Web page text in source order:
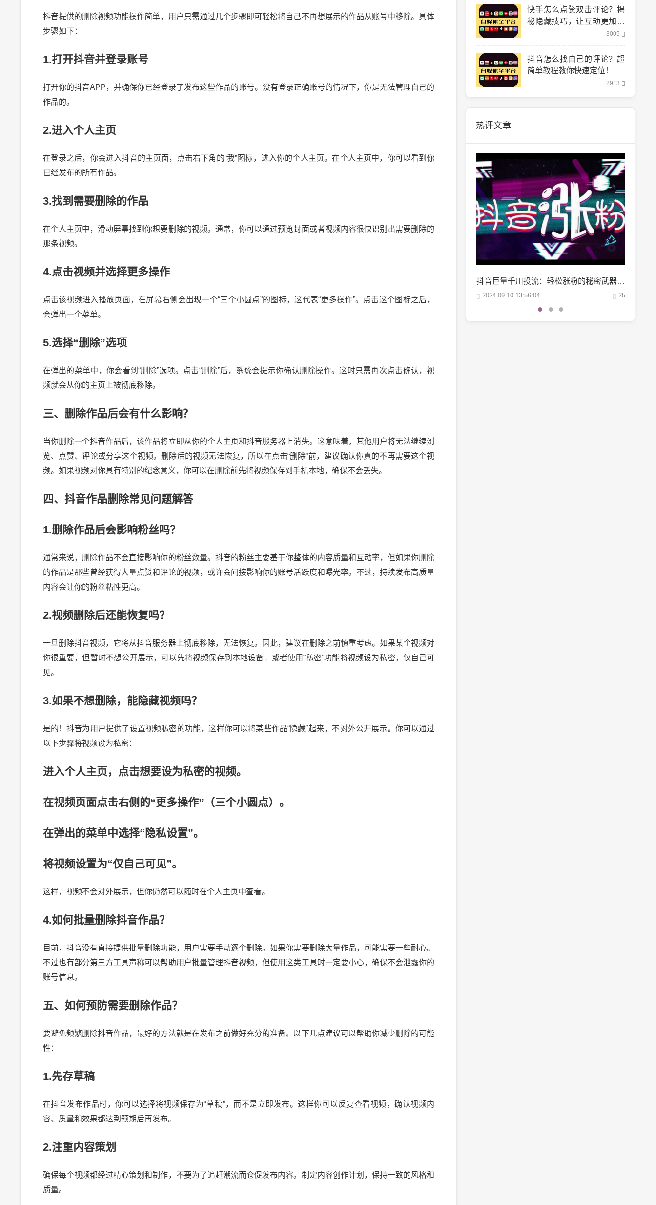
抖音提供的删除视频功能操作简单，用户只需通过几个步骤即可轻松将自己不再想展示的作品从账号中移除。具体
步骤如下：
1.打开抖音并登录账号
打开你的抖音APP，并确保你已经登录了发布这些作品的账号。没有登录正确账号的情况下，你是无法管理自己的
作品的。
2.进入个人主页
在登录之后，你会进入抖音的主页面，点击右下角的“我”图标，进入你的个人主页。在个人主页中，你可以看到你
已经发布的所有作品。
3.找到需要删除的作品
在个人主页中，滑动屏幕找到你想要删除的视频。通常，你可以通过预览封面或者视频内容很快识别出需要删除的
那条视频。
4.点击视频并选择更多操作
点击该视频进入播放页面，在屏幕右侧会出现一个“三个小圆点”的图标，这代表“更多操作”。点击这个图标之后，
会弹出一个菜单。
5.选择“删除”选项
在弹出的菜单中，你会看到“删除”选项。点击“删除”后，系统会提示你确认删除操作。这时只需再次点击确认，视
频就会从你的主页上被彻底移除。
三、删除作品后会有什么影响？
当你删除一个抖音作品后，该作品将立即从你的个人主页和抖音服务器上消失。这意味着，其他用户将无法继续浏
览、点赞、评论或分享这个视频。删除后的视频无法恢复，所以在点击“删除”前，建议确认你真的不再需要这个视
频。如果视频对你具有特别的纪念意义，你可以在删除前先将视频保存到手机本地，确保不会丢失。
四、抖音作品删除常见问题解答
1.删除作品后会影响粉丝吗？
通常来说，删除作品不会直接影响你的粉丝数量。抖音的粉丝主要基于你整体的内容质量和互动率，但如果你删除
的作品是那些曾经获得大量点赞和评论的视频，或许会间接影响你的账号活跃度和曝光率。不过，持续发布高质量
内容会让你的粉丝粘性更高。
2.视频删除后还能恢复吗？
一旦删除抖音视频，它将从抖音服务器上彻底移除，无法恢复。因此，建议在删除之前慎重考虑。如果某个视频对
你很重要，但暂时不想公开展示，可以先将视频保存到本地设备，或者使用“私密”功能将视频设为私密，仅自己可
见。
3.如果不想删除，能隐藏视频吗？
是的！抖音为用户提供了设置视频私密的功能，这样你可以将某些作品“隐藏”起来，不对外公开展示。你可以通过
以下步骤将视频设为私密：
进入个人主页，点击想要设为私密的视频。
在视频页面点击右侧的“更多操作”（三个小圆点）。
在弹出的菜单中选择“隐私设置”。
将视频设置为“仅自己可见”。
这样，视频不会对外展示，但你仍然可以随时在个人主页中查看。
4.如何批量删除抖音作品？
目前，抖音没有直接提供批量删除功能，用户需要手动逐个删除。如果你需要删除大量作品，可能需要一些耐心。
不过也有部分第三方工具声称可以帮助用户批量管理抖音视频，但使用这类工具时一定要小心，确保不会泄露你的
账号信息。
五、如何预防需要删除作品？
要避免频繁删除抖音作品，最好的方法就是在发布之前做好充分的准备。以下几点建议可以帮助你减少删除的可能
性：
1.先存草稿
在抖音发布作品时，你可以选择将视频保存为“草稿”，而不是立即发布。这样你可以反复查看视频，确认视频内
容、质量和效果都达到预期后再发布。
2.注重内容策划
确保每个视频都经过精心策划和制作，不要为了追赶潮流而仓促发布内容。制定内容创作计划，保持一致的风格和
质量。
快手怎么点赞双击评论？揭
秘隐藏技巧，让互动更加轻
3005
抖音怎么找自己的评论？超
简单教程教你快速定位！
2913
热评文章
2024-10-03 20:24:00 21 2024-09-10 13:56:04
微博阅读量1万：如何轻松实现你的阅读量突破？
2024-10-04 06:00:07 22